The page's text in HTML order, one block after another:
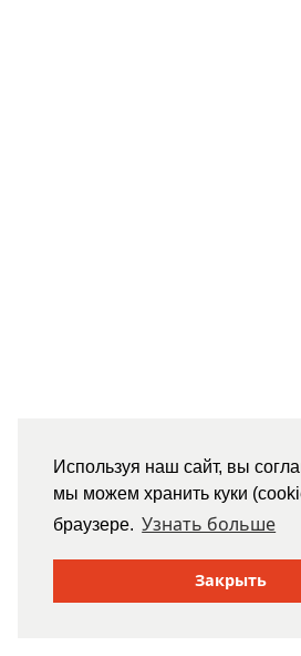
Используя наш сайт, вы
мы можем хранить куки
браузере. Узнать больше
Закрыть